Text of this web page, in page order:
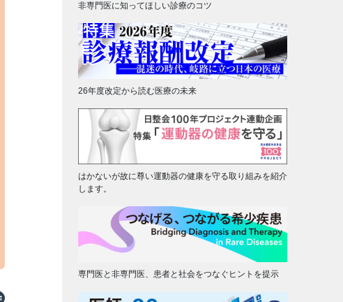
非専門医に知ってほしい診療のコツ
26年度改定から読む医療の未来
はかないが故に尊い運動器の健康を守る取り組みを紹介
します。
専門医と非専門医、患者と社会をつなぐヒントを提示